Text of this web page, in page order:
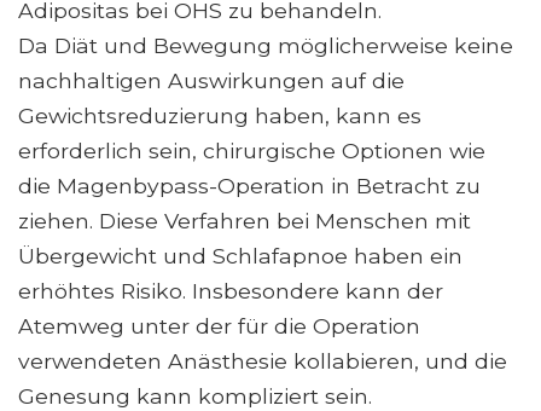
Adipositas bei OHS zu behandeln.
Da Diät und Bewegung möglicherweise keine
nachhaltigen Auswirkungen auf die
Gewichtsreduzierung haben, kann es
erforderlich sein, chirurgische Optionen wie
die Magenbypass-Operation in Betracht zu
ziehen. Diese Verfahren bei Menschen mit
Übergewicht und Schlafapnoe haben ein
erhöhtes Risiko. Insbesondere kann der
Atemweg unter der für die Operation
verwendeten Anästhesie kollabieren, und die
Genesung kann kompliziert sein.